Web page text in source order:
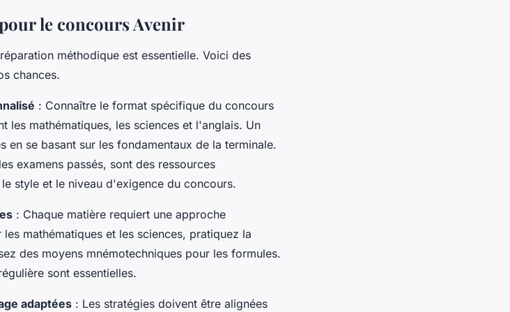
le concours Avenir
méthodique est essentielle. Voici des
chances.
: Connaître le format spécifique du concours
les mathématiques, les sciences et l'anglais. Un
se basant sur les fondamentaux de la terminale.
examens passés, sont des ressources
style et le niveau d'exigence du concours.
: Chaque matière requiert une approche
mathématiques et les sciences, pratiquez la
des moyens mnémotechniques pour les formules.
sont essentielles.
adaptées : Les stratégies doivent être alignées